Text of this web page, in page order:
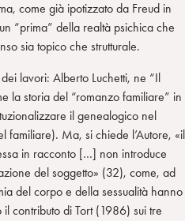
come già ipotizzato da Freud in
“prima” della realtà psichica che
sia topico che strutturale.
lavori: Alberto Luchetti, ne “Il
la storia del “romanzo familiare” in
il genealogico nel
familiare). Ma, si chiede l’Autore, «il
in racconto […] non introduce
del soggetto» (32), come, ad
del corpo e della sessualità hanno
contributo di Tort (1986) sui tre